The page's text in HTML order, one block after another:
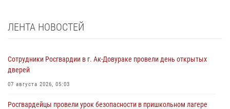
ЛЕНТА НОВОСТЕЙ
Сотрудники Росгвардии в г. Ак-Довураке провели день открытых
дверей
07 августа 2026, 05:03
Росгвардейцы провели урок безопасности в пришкольном лагере